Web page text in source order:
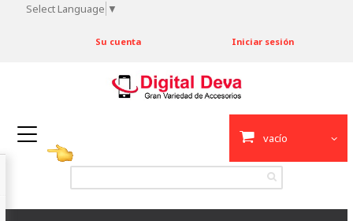
Select Language ▼
Iniciar sesión
Su cuenta
vacío